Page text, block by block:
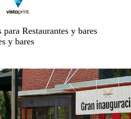
para Restaurantes y bares
y bares